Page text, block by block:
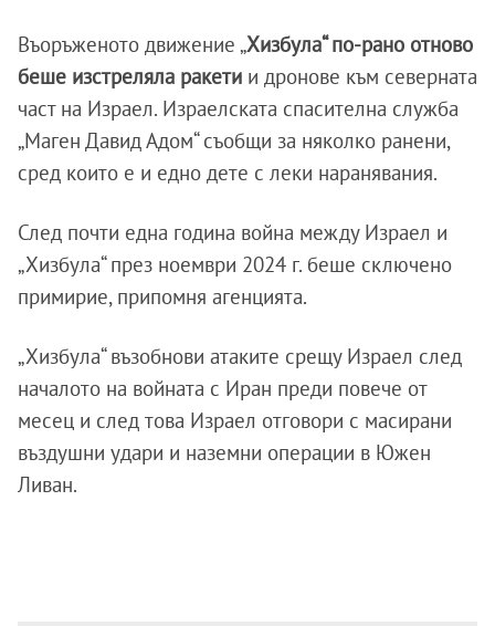
Въоръженото движение „Хизбула“ по-рано отново
беше изстреляла ракети и дронове към северната
част на Израел. Израелската спасителна служба
„Маген Давид Адом“ съобщи за няколко ранени,
сред които е и едно дете с леки наранявания.
След почти една година война между Израел и
„Хизбула“ през ноември 2024 г. беше сключено
примирие, припомня агенцията.
„Хизбула“ възобнови атаките срещу Израел след
началото на войната с Иран преди повече от
месец и след това Израел отговори с масирани
въздушни удари и наземни операции в Южен
Ливан.